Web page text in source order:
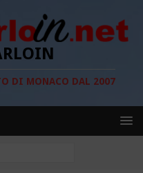
DI MONACO DAL 2007